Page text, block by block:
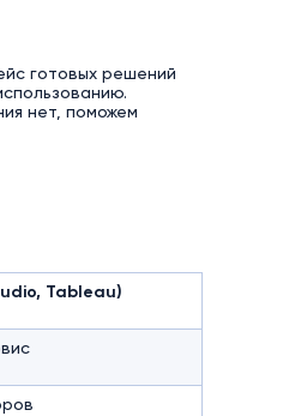
готовых решений
нет, поможем
Tableau)